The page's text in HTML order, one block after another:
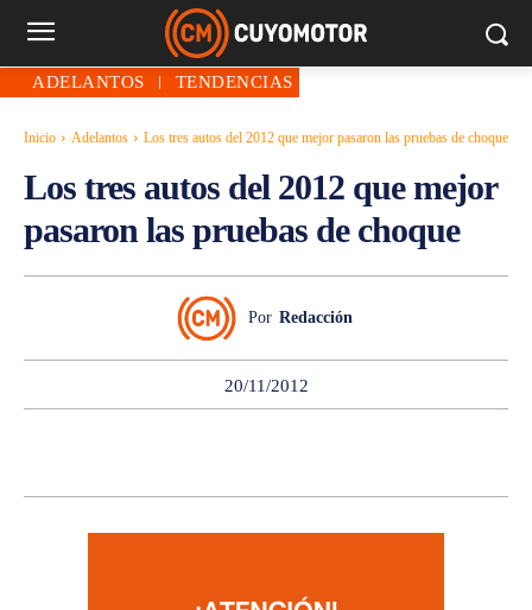
ADELANTOS TENDENCIAS
Inicio Adelantos Los tres autos del 2012 que mejor pasaron las pruebas de choque
Los tres autos del 2012 que mejor
pasaron las pruebas de choque
Por Redacción
20/11/2012